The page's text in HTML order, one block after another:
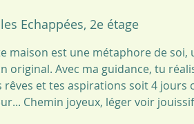
Echappées, 2e étage
maison est une métaphore de soi,
Avec ma guidance, tu
et tes aspirations soit 4 jours
Chemin joyeux, léger voir